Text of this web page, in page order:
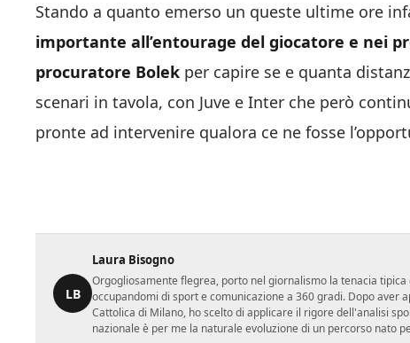
Stando a quanto emerso un queste ultime ore
importante all’entourage del giocatore e nei
procuratore Bolek per capire se e quanta
scenari in tavola, con Juve e Inter che però
pronte ad intervenire qualora ce ne fosse
LB
Laura Bisogno
Orgogliosamente flegrea, porto nel giornalismo la tenacia
occupandomi di sport e comunicazione a 360 gradi. Dopo aver
Cattolica di Milano, ho scelto di applicare il rigore dell'analisi
nazionale è per me la naturale evoluzione di un percorso nato